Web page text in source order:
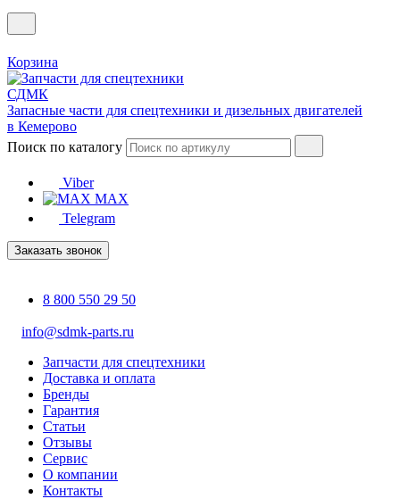
Корзина
Запасные части для спецтехники и дизельных двигателей
в Кемерово
Поиск по каталогу
Viber
MAX
Telegram
Заказать звонок
8 800 550 29 50
info@sdmk-parts.ru
Запчасти для спецтехники
Доставка и оплата
Бренды
Гарантия
Статьи
Отзывы
Сервис
О компании
Контакты